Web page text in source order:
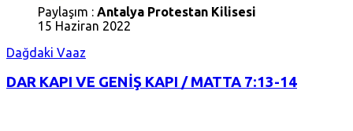
Paylaşım : Antalya Protestan Kilisesi
15 Haziran 2022
Dağdaki Vaaz
DAR KAPI VE GENİŞ KAPI / MATTA 7:13-14